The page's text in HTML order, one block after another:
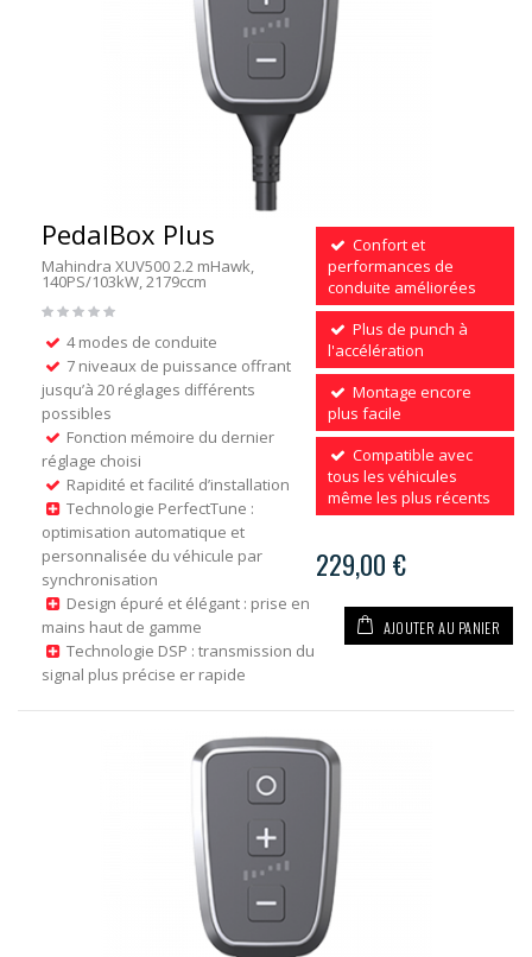
PedalBox Plus
Mahindra XUV500 2.2 mHawk,
140PS/103kW, 2179ccm
4 modes de conduite
7 niveaux de puissance offrant
jusqu’à 20 réglages différents
possibles
Fonction mémoire du dernier
réglage choisi
Rapidité et facilité d’installation
Technologie PerfectTune :
optimisation automatique et
personnalisée du véhicule par
synchronisation
Design épuré et élégant : prise en
mains haut de gamme
Technologie DSP : transmission du
signal plus précise er rapide
Confort et
performances de
conduite améliorées
Plus de punch à
l'accélération
Montage encore
plus facile
Compatible avec
tous les véhicules
même les plus récents
229,00 €
AJOUTER AU PANIER